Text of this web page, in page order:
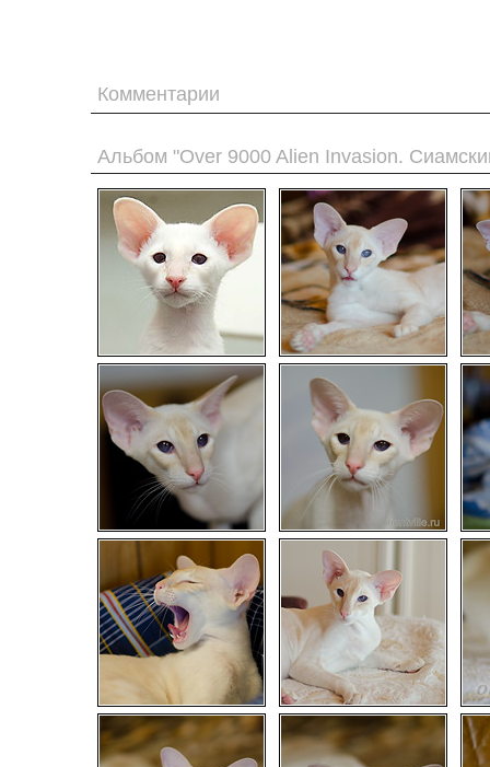
Комментарии
Альбом "Over 9000 Alien Invasion.